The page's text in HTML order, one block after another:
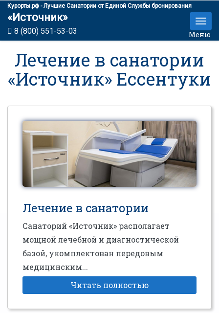
Курорты.рф - Лучшие Санатории от Единой Службы бронирования
«Источник»
8 (800) 551-53-03 Меню
Лечение в санатории
«Источник» Ессентуки
Лечение в санатории
Санаторий «Источник» располагает
мощной лечебной и диагностической
базой, укомплектован передовым
медицинским...
Читать полностью